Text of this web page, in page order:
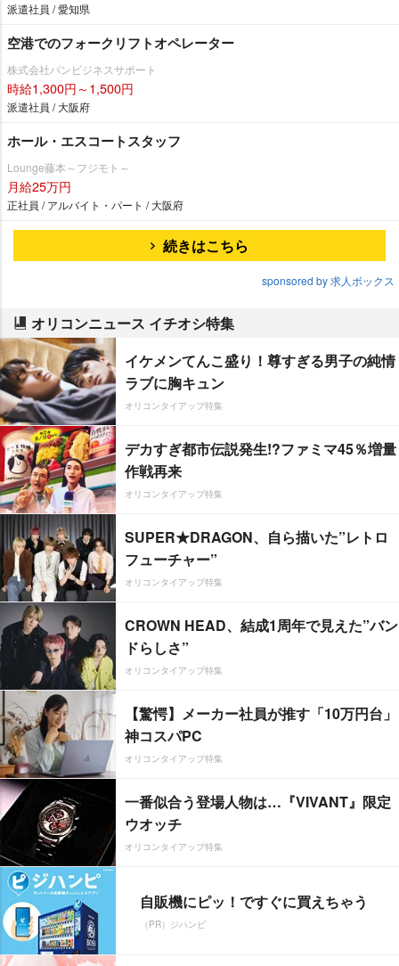
派遣社員 / 愛知県
空港でのフォークリフトオペレーター
株式会社パンビジネスサポート
時給1,300円～1,500円
派遣社員 / 大阪府
ホール・エスコートスタッフ
Lounge藤本～フジモト～
月給25万円
正社員 / アルバイト・パート / 大阪府
続きはこちら
sponsored by 求人ボックス
オリコンニュース イチオシ特集
イケメンてんこ盛り！尊すぎる男子の純情
ラブに胸キュン
オリコンタイアップ特集
デカすぎ都市伝説発生!?ファミマ45％増量
作戦再来
オリコンタイアップ特集
SUPER★DRAGON、自ら描いた”レトロ
フューチャー”
オリコンタイアップ特集
CROWN HEAD、結成1周年で見えた”バン
ドらしさ”
オリコンタイアップ特集
【驚愕】メーカー社員が推す「10万円台」
神コスパPC
オリコンタイアップ特集
一番似合う登場人物は…『VIVANT』限定
ウオッチ
オリコンタイアップ特集
自販機にピッ！ですぐに買えちゃう
（PR）ジハンピ